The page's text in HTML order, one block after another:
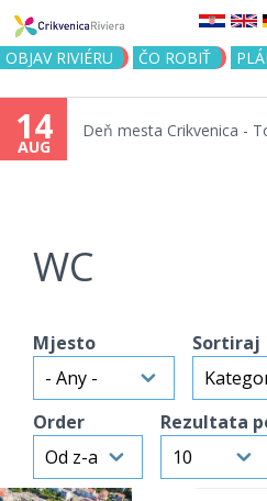
Jump to
OBJAV RIVIÉRU ČO ROBIŤ
14
AUG
Deň mesta Crikvenica -
WC
Mjesto Sortiraj
Order Rezultata